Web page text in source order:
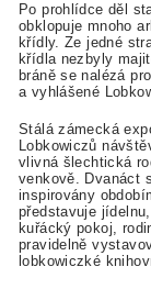
Po prohlídce děl
obklopuje mnoho
křídly. Ze jedné
křídla nezbyly
bráně se nalézá
a vyhlášené
Stálá zámecká
Lobkowiczů
vlivná šlechtická
venkově. Dvanáct
inspirovány
představuje
kuřácký pokoj,
pravidelně
lobkowiczké